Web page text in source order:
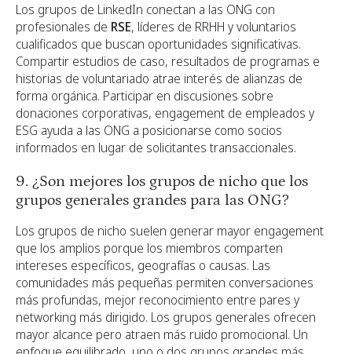
Los grupos de LinkedIn conectan a las ONG con
profesionales de RSE, líderes de RRHH y voluntarios
cualificados que buscan oportunidades significativas.
Compartir estudios de caso, resultados de programas e
historias de voluntariado atrae interés de alianzas de
forma orgánica. Participar en discusiones sobre
donaciones corporativas, engagement de empleados y
ESG ayuda a las ONG a posicionarse como socios
informados en lugar de solicitantes transaccionales.
9. ¿Son mejores los grupos de nicho que los
grupos generales grandes para las ONG?
Los grupos de nicho suelen generar mayor engagement
que los amplios porque los miembros comparten
intereses específicos, geografías o causas. Las
comunidades más pequeñas permiten conversaciones
más profundas, mejor reconocimiento entre pares y
networking más dirigido. Los grupos generales ofrecen
mayor alcance pero atraen más ruido promocional. Un